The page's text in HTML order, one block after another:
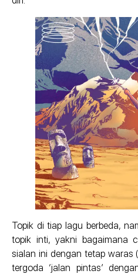
Topik di tiap lagu berbeda,
topik inti, yakni bagaimana
sialan ini dengan tetap waras
tergoda ‘jalan pintas’